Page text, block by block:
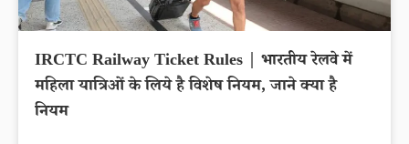
IRCTC Railway Ticket Rules | भारतीय रेलवे में
महिला यात्रिओं के लिये है विशेष नियम, जाने क्या है
नियम